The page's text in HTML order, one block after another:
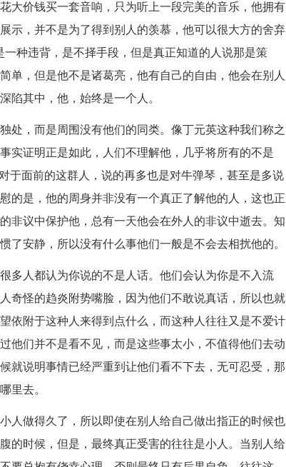
大价钱买一套音响，只为听上一段完美的音乐，他拥有
示，并不是为了得到别人的羡慕，他可以很大方的舍弃
种违背，是不择手段，但是真正知道的人说那是策
单，但是他不是诸葛亮，他有自己的自由，他会在别人
陷其中，他，始终是一个人。
，而是周围没有他们的同类。像丁元英这种我们称之
实证明正是如此，人们不理解他，几乎将所有的不是
于面前的这群人，说的再多也是对牛弹琴，甚至是多说
的是，他的周身并非没有一个真正了解他的人，这也正
非议中保护他，总有一天他会在外人的非议中逝去。知
了安静，所以没有什么事他们一般是不会去相扰他的。
人都认为你说的不是人话。他们会认为你是不入流
奇怪的趋炎附势嘴脸，因为他们不敢说真话，所以也就
依附于这种人来得到点什么，而这种人往往又是不爱计
他们并不是看不见，而是这些事太小，不值得他们去动
就说明事情已经严重到让他们看不下去，无可忍受，那
里去。
做得久了，所以即使在别人给自己做出指正的时候也
的时候，但是，最终真正受害的往往是小人。当别人给